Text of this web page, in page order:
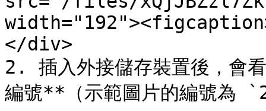
</div>
2. 插入外接儲存裝置後，會
編號**（示範圖片的編號為